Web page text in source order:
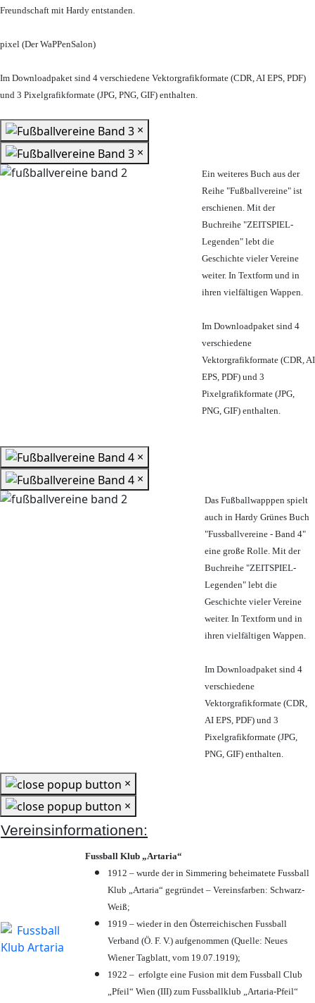
Freundschaft mit Hardy entstanden.
pixel (Der WaPPenSalon)
Im Downloadpaket sind 4 verschiedene Vektorgrafikformate (CDR, AI EPS, PDF)
und 3 Pixelgrafikformate (JPG, PNG, GIF) enthalten.
×
×
Ein weiteres Buch aus der
Reihe "Fußballvereine" ist
erschienen. Mit der
Buchreihe "ZEITSPIEL-
Legenden" lebt die
Geschichte vieler Vereine
weiter. In Textform und in
ihren vielfältigen Wappen.
Im Downloadpaket sind 4
verschiedene
Vektorgrafikformate (CDR, AI
EPS, PDF) und 3
Pixelgrafikformate (JPG,
PNG, GIF) enthalten.
×
×
Das Fußballwapppen spielt
auch in Hardy Grünes Buch
"Fussballvereine - Band 4"
eine große Rolle. Mit der
Buchreihe "ZEITSPIEL-
Legenden" lebt die
Geschichte vieler Vereine
weiter. In Textform und in
ihren vielfältigen Wappen.
Im Downloadpaket sind 4
verschiedene
Vektorgrafikformate (CDR,
AI EPS, PDF) und 3
Pixelgrafikformate (JPG,
PNG, GIF) enthalten.
×
×
Vereinsinformationen:
Fussball Klub „Artaria“
1912 – wurde der in Simmering beheimatete Fussball
Klub „Artaria“ gegründet – Vereinsfarben: Schwarz-
Weiß;
1919 – wieder in den Österreichischen Fussball
Verband (Ö. F. V.) aufgenommen (Quelle: Neues
Wiener Tagblatt, vom 19.07.1919);
1922 – erfolgte eine Fusion mit dem Fussball Club
„Pfeil“ Wien (III) zum Fussballklub „Artaria-Pfeil“